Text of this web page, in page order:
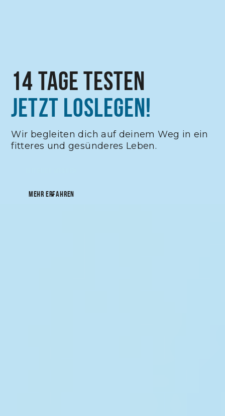
14 Tage testen
Jetzt Loslegen!
Wir begleiten dich auf deinem Weg in ein
fitteres und gesünderes Leben.
MEHR ERFAHREN